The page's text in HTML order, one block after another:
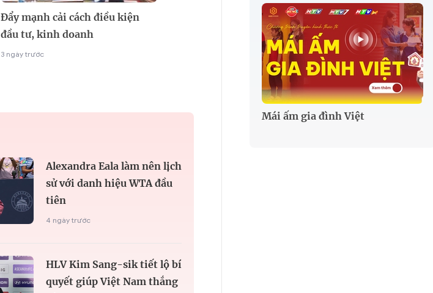
Đẩy mạnh cải cách điều kiện
đầu tư, kinh doanh
3 ngày trước
Alexandra Eala làm nên lịch
sử với danh hiệu WTA đầu
tiên
4 ngày trước
HLV Kim Sang-sik tiết lộ bí
quyết giúp Việt Nam thắng
Mái ấm gia đình Việt